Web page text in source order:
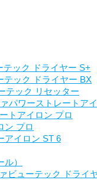
ック ドライヤー S+
テック ドライヤー BX
テック リセッター
パワーストレートア
トアイロン プロ
ン プロ
アイロン ST 6
）
ビューテック ドライ